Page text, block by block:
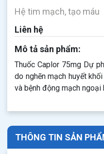
Hệ tim mạch, tạo máu
Liên hệ
Mô tả sản phẩm:
Thuốc Caplor 75mg Dự
do nghẽn mạch huyết
và bệnh động mạch ngoại
THÔNG TIN SẢN